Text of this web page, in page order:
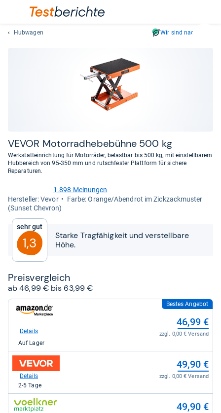
und
Hubwagen Wir sind nachhaltig
VEVOR Motor­rad­he­be­bühne 500 kg
Werkstatteinrichtung für Motorräder, belastbar bis 500 kg, mit einstellbarem
Hubbereich von 95-350 mm und rutschfester Plattform für sichere
Reparaturen.
von
5
Sternen
1.898 Meinungen
Her­stel­ler: Vevor
Farbe: Orange/Abendrot im Zickzackmuster
(Sunset Chevron)
Sehr gut
1,3
Starke Tragfähigkeit und verstellbare
Höhe.
Preis­ver­gleich
ab 46,99 € bis 63,99 €
zum
Shop:
Amazon.de
46,99
kaufen.
Bestes Angebot
46,99 €
zzgl. 0,00 € Versand
Details
Auf Lager
zum
Shop:
vevor.de
kaufen.
49,90 €
zzgl. 0,00 € Versand
Details
2-5 Tage
zum
Shop:
49,90 €